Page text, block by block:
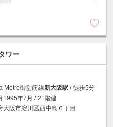
ワー
Metro御堂筋線新大阪駅 / 徒歩5分
1995年7月 / 21階建
大阪市淀川区西中島６丁目